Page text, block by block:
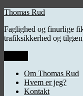
Videre
indhold
Thomas Rud
Faglighed og finurlige
trafiksikkerhed og
Om Thomas Rud
Hvem er jeg?
Kontakt